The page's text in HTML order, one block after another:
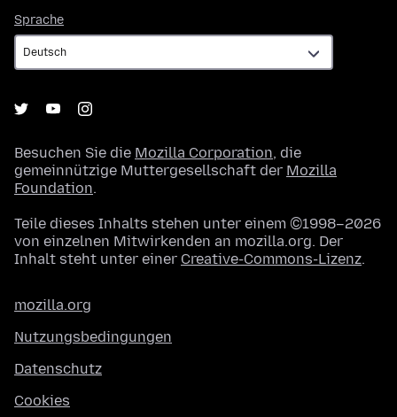
Sprache
Besuchen Sie die Mozilla Corporation, die
gemeinnützige Muttergesellschaft der Mozilla
Foundation.
Teile dieses Inhalts stehen unter einem ©1998–2026
von einzelnen Mitwirkenden an mozilla.org. Der
Inhalt steht unter einer Creative-Commons-Lizenz.
mozilla.org
Nutzungsbedingungen
Datenschutz
Cookies